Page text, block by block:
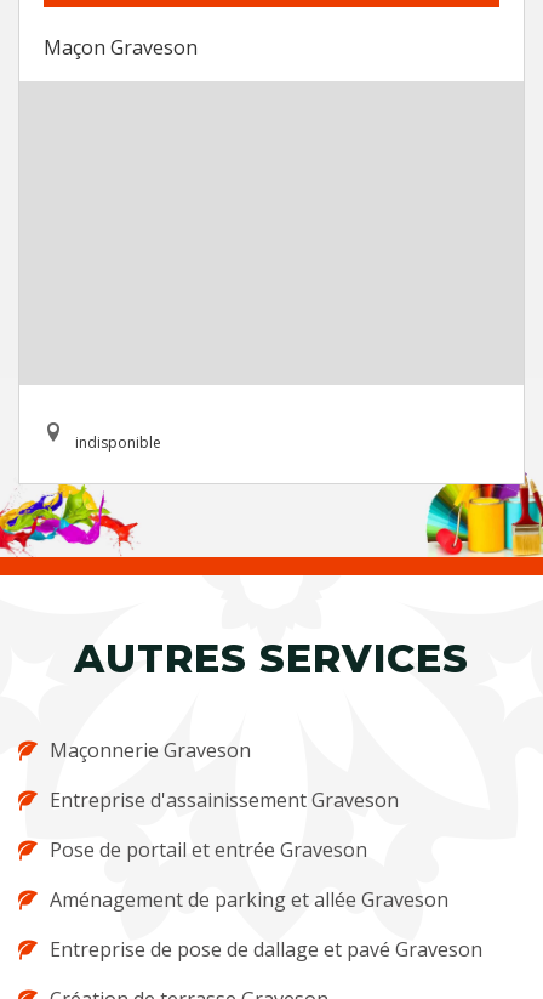
Maçon Graveson
indisponible
AUTRES SERVICES
Maçonnerie Graveson
Entreprise d'assainissement Graveson
Pose de portail et entrée Graveson
Aménagement de parking et allée Graveson
Entreprise de pose de dallage et pavé Graveson